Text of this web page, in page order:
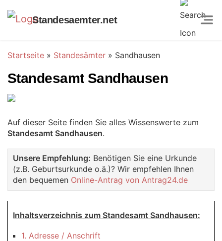
Standesaemter.net
Startseite » Standesämter » Sandhausen
Standesamt Sandhausen
Auf dieser Seite finden Sie alles Wissenswerte zum
Standesamt Sandhausen.
Unsere Empfehlung: Benötigen Sie eine Urkunde
(z.B. Geburtsurkunde o.ä.)? Wir empfehlen Ihnen
den bequemen Online-Antrag von Antrag24.de
Inhaltsverzeichnis zum Standesamt Sandhausen:
1. Adresse / Anschrift